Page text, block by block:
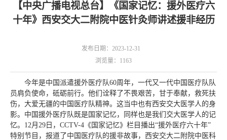
【中央广播电视总台】《国家记忆：援外医疗六
十年》西安交大二附院中医针灸师讲述援非经历
发布日期：2023-12-31
浏览量： 1163
今年是中国派遣援外医疗队60周年，一代又一代中国医疗队队
员肩负使命，砥砺前行。他们诠释了不畏艰苦，甘于奉献，救死扶
伤，大爱无疆的中国医疗队精神。这当中也有西安交大医学人的身
影。中国援外医疗队既是国家记忆，同样也是我们交大医学人的记
忆。12月29日，CCTV-4《国家记忆》栏目播出“援外医疗六十年”
特别节目，报道了中国医疗队的援非故事，西安交大二附院中医科